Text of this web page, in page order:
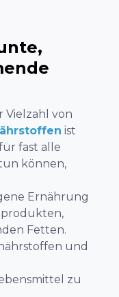
Vielzahl von
ist
fast alle
können,
Ernährung
Fetten.
und
zu